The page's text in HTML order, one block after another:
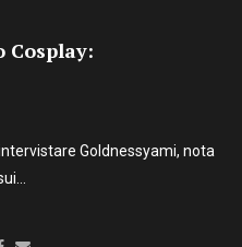
Cosplay:
Goldnessyami, nota